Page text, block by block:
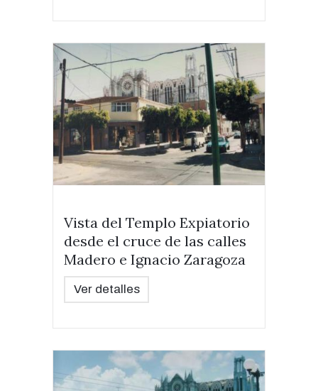
Vista del Templo Expiatorio
desde el cruce de las calles
Madero e Ignacio Zaragoza
Ver detalles